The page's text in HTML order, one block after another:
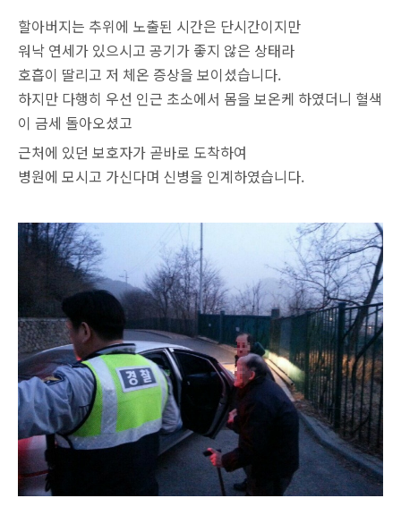
할아버지는 추위에 노출된 시간은 단시간이지만
워낙 연세가 있으시고 공기가 좋지 않은 상태라
호흡이 딸리고 저 체온 증상을 보이셨습니다.
하지만 다행히 우선 인근 초소에서 몸을 보온케 하였더니 혈색
이 금세 돌아오셨고
근처에 있던 보호자가 곧바로 도착하여
병원에 모시고 가신다며 신병을 인계하였습니다.